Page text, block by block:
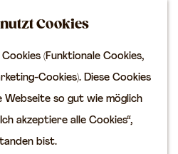
Cookies
(Funktionale Cookies,
Cookies). Diese Cookies
Webseite so gut wie möglich
akzeptiere alle Cookies“,
bist.
VVV
Erreichbarkeit
Übernachten
Planen Sie Ihren